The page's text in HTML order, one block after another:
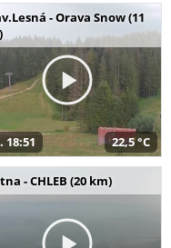
- Orava Snow (11
18:51 22,5 °C
- CHLEB (20 km)